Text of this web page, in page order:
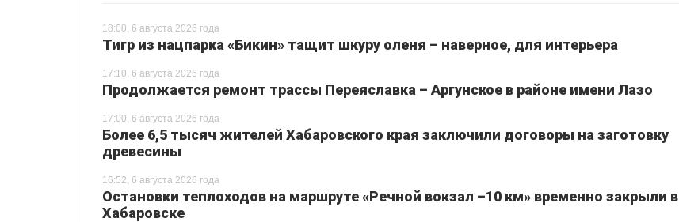
18:00, 6 августа 2026 года
Тигр из нацпарка «Бикин» тащит шкуру оленя – наверное, для интерьера
17:10, 6 августа 2026 года
Продолжается ремонт трассы Переяславка – Аргунское в районе имени Лазо
17:00, 6 августа 2026 года
Более 6,5 тысяч жителей Хабаровского края заключили договоры на заготовку
древесины
16:52, 6 августа 2026 года
Остановки теплоходов на маршруте «Речной вокзал –10 км» временно закрыли в
Хабаровске